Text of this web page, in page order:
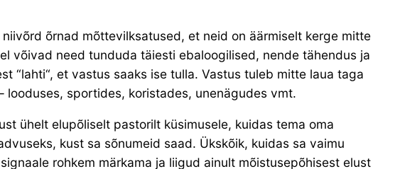
õrnad mõttevilksatused, et neid on äärmiselt kerge mitte
võivad need tunduda täiesti ebaloogilised, nende tähendus ja
“lahti“, et vastus saaks ise tulla. Vastus tuleb mitte laua taga
sportides, koristades, unenägudes vmt.
ühelt elupõliselt pastorilt küsimusele, kuidas tema oma
kust sa sõnumeid saad. Ükskõik, kuidas sa vaimu
rohkem märkama ja liigud ainult mõistusepõhisest elust